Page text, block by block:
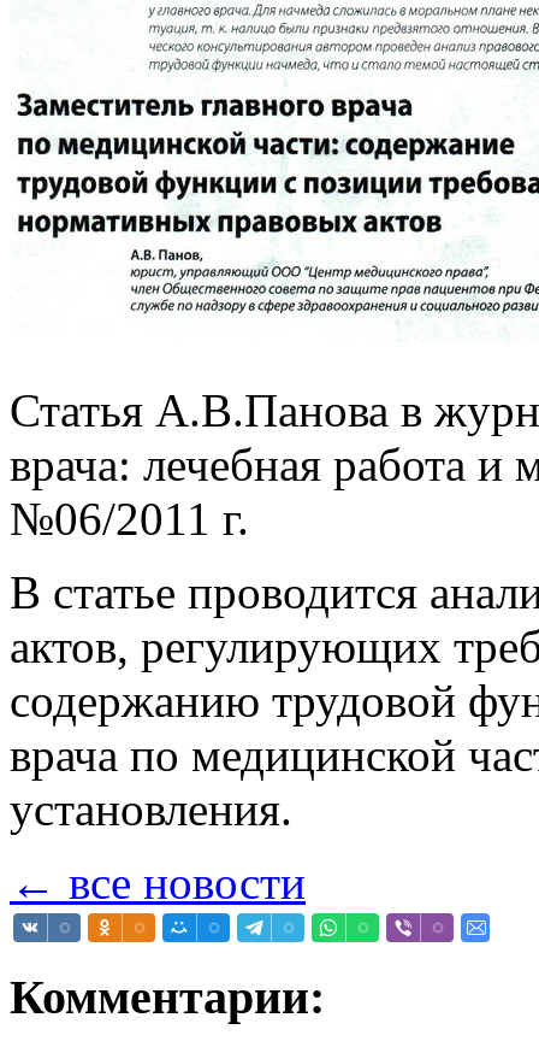
Статья А.В.Панова в
врача: лечебная работа и
№06/2011 г.
В статье проводится
актов, регулирующих
содержанию трудовой
врача по медицинской
установления.
← все новости
Комментарии: